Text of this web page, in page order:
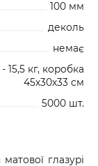
100 мм
деколь
немає
15,5 кг, коробка
45х30х33 см
5000 шт.
глазурі